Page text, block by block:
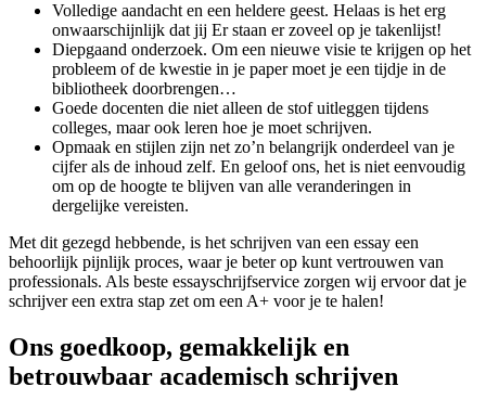
Volledige aandacht en een heldere geest. Helaas is het erg
onwaarschijnlijk dat jij Er staan er zoveel op je takenlijst!
Diepgaand onderzoek. Om een nieuwe visie te krijgen op het
probleem of de kwestie in je paper moet je een tijdje in de
bibliotheek doorbrengen…
Goede docenten die niet alleen de stof uitleggen tijdens
colleges, maar ook leren hoe je moet schrijven.
Opmaak en stijlen zijn net zo’n belangrijk onderdeel van je
cijfer als de inhoud zelf. En geloof ons, het is niet eenvoudig
om op de hoogte te blijven van alle veranderingen in
dergelijke vereisten.
Met dit gezegd hebbende, is het schrijven van een essay een
behoorlijk pijnlijk proces, waar je beter op kunt vertrouwen van
professionals. Als beste essayschrijfservice zorgen wij ervoor dat je
schrijver een extra stap zet om een A+ voor je te halen!
Ons goedkoop, gemakkelijk en
betrouwbaar academisch schrijven